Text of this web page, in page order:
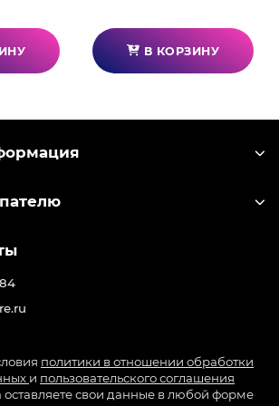
В КОРЗИНУ
политики в отношении обработки
и пользовательского соглашения
оставляете свои данные в любой форме